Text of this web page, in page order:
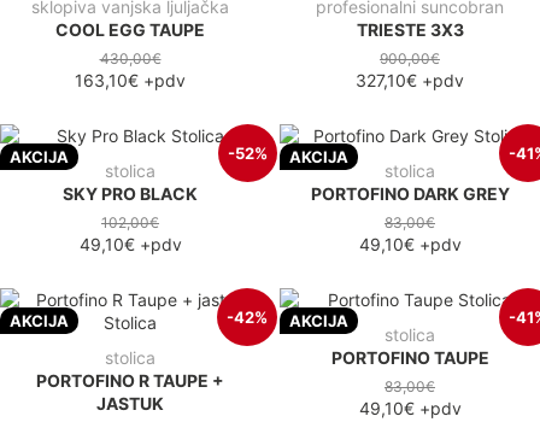
sklopiva vanjska ljuljačka
COOL EGG TAUPE
430,00€
163,10€ +pdv
profesionalni suncobran
TRIESTE 3X3
900,00€
327,10€ +pdv
AKCIJA -52%
stolica
SKY PRO BLACK
102,00€
49,10€+pdv
AKCIJA -
stolica
PORTOFINO DARK GREY
83,00€
49,10€+pdv
AKCIJA -42%
stolica
PORTOFINO R TAUPE +
JASTUK
AKCIJA -
stolica
PORTOFINO TAUPE
83,00€
49,10€+pdv